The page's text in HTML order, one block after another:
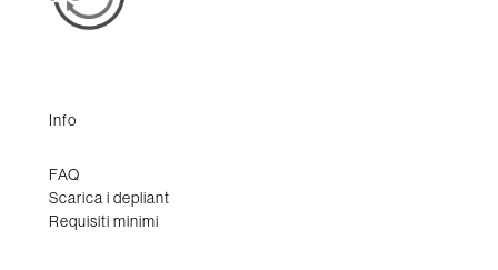
Info
FAQ
Scarica i depliant
Requisiti minimi